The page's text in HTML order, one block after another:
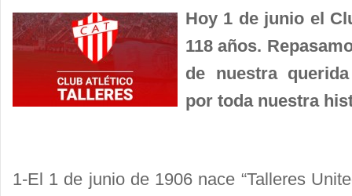
Hoy 1 de junio el
118 años.
de nuestra
por toda nuestra
1-El 1 de junio de 1906 nace “Talleres